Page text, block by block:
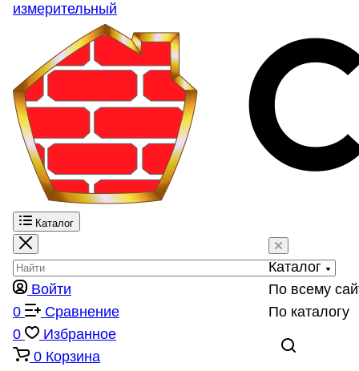
измерительный
Каталог
Каталог
По всему
По каталогу
Войти
0
Сравнение
0
Избранное
0 Корзина